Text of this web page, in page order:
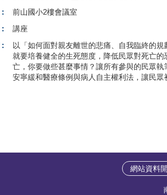
前山國小2樓會議室
講座
以「如何面對親友離世的悲痛、自我臨終的
就要培養健全的生死態度，降低民眾對死亡
亡，你要做些甚麼事情？讓所有參與的民眾
安寧緩和醫療條例與病人自主權利法，讓民眾
網站資料